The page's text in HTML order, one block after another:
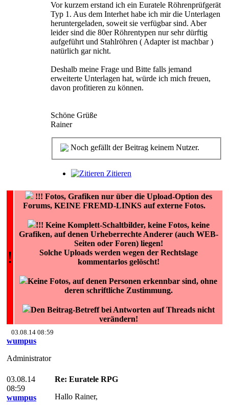
Vor kurzem erstand ich ein Euratele Röhrenprüfgerät
Typ 1. Aus dem Interhet habe ich mir die Unterlagen
heruntergeladen, soweit sie verfügbar sind. Aber
leider sind die 80er Röhrentypen nur sehr dürftig
aufgeführt und Stahlröhren ( Adapter ist machbar )
natürlich gar nicht.
Deshalb meine Frage und Bitte falls jemand
erweiterte Unterlagen hat, würde ich mich freuen,
davon profitieren zu können.
Schöne Grüße
Rainer
Noch gefällt der Beitrag keinem Nutzer.
Zitieren
!
!!! Fotos, Grafiken nur über die Upload-Option des
Forums, KEINE FREMD-LINKS auf externe Fotos.
!!! Keine Komplett-Schaltbilder, keine Fotos, keine
Grafiken, auf denen Urheberrechte Anderer (auch WEB-
Seiten oder Foren) liegen!
Solche Uploads werden wegen der Rechtslage
kommentarlos gelöscht!
Keine Fotos, auf denen Personen erkennbar sind, ohne
deren schriftliche Zustimmung.
Den Beitrag-Betreff bei Antworten auf Threads nicht
verändern!
03.08.14 08:59
wumpus
Administrator
03.08.14
08:59
wumpus
Re: Euratele RPG
Hallo Rainer,